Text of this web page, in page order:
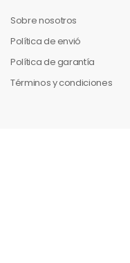
Sobre nosotros
Política de envió
Política de garantía
Términos y condiciones